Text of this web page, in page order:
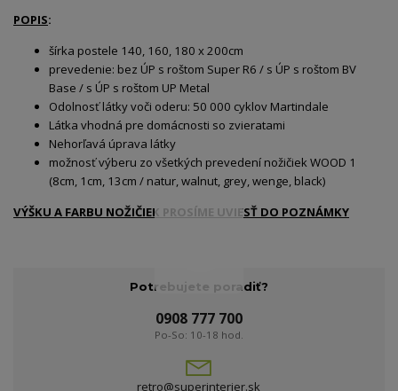
POPIS:
šírka postele 140, 160, 180 x 200cm
prevedenie: bez ÚP s roštom Super R6 / s ÚP s roštom BV
Base / s ÚP s roštom UP Metal
Odolnosť látky voči oderu: 50 000 cyklov Martindale
Látka vhodná pre domácnosti so zvieratami
Nehorľavá úprava látky
možnosť výberu zo všetkých prevedení nožičiek WOOD 1
(8cm, 1cm, 13cm / natur, walnut, grey, wenge, black)
VÝŠKU A FARBU NOŽIČIEK PROSÍME UVIESŤ DO POZNÁMKY
Potrebujete poradiť?
0908 777 700
Po-So: 10-18 hod.
retro@superinterier.sk